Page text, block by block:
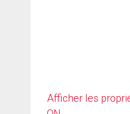
Afficher les